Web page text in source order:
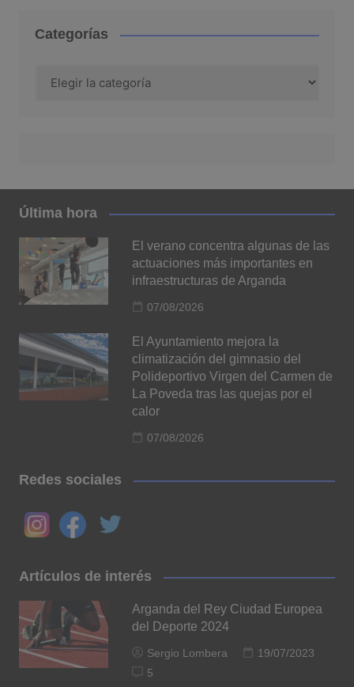
Categorías
Última hora
El verano concentra algunas de las
actuaciones más importantes en
infraestructuras de Arganda
07/08/2026
El Ayuntamiento mejora la
climatización del gimnasio del
Polideportivo Virgen del Carmen de
La Poveda tras las quejas por el
calor
07/08/2026
Redes sociales
Artículos de interés
Arganda del Rey Ciudad Europea
del Deporte 2024
Sergio Lombera
19/07/2023
5